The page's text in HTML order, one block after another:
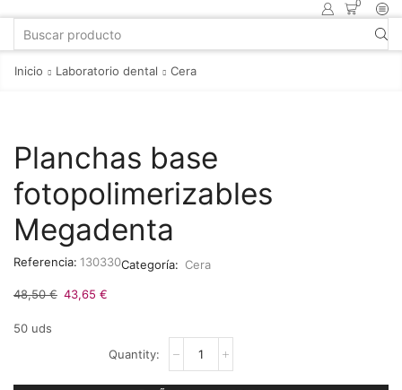
0
Inicio Laboratorio dental Cera
Planchas base
fotopolimerizables
Megadenta
Referencia: 130330Categoría: Cera
48,50€ 43,65 €
50 uds